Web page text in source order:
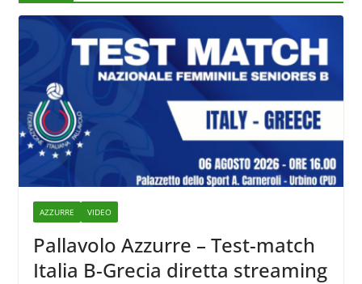
AZZURRE VIDEO
Pallavolo Azzurre – Test-match
Italia B-Grecia diretta streaming